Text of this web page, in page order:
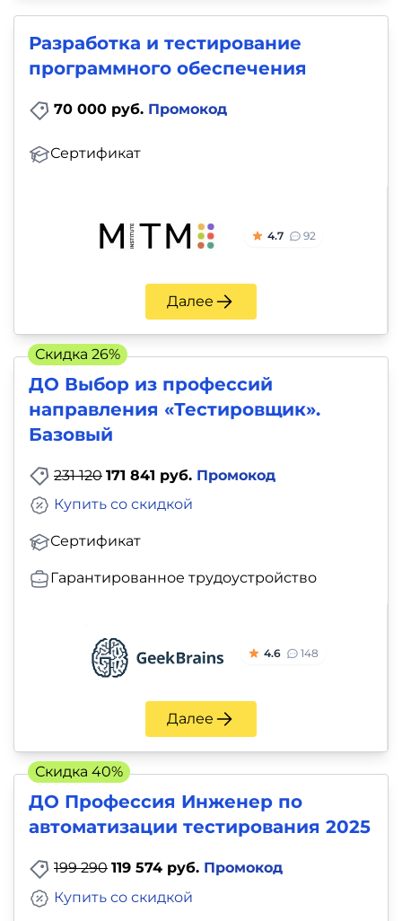
Разработка и тестирование
программного обеспечения
70 000 руб. Промокод
Сертификат
4.7 92
Далее
ДО Выбор из профессий
направления «Тестировщик».
Базовый
231 120 171 841 руб. Промокод
Сертификат
Купить со скидкой
Гарантированное трудоустройство
4.6 148
Далее
Скидка 26%
ДО Профессия Инженер по
автоматизации тестирования 2025
199 290 119 574 руб. Промокод
Купить со скидкой
Скидка 40%